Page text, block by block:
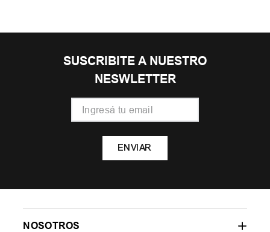
SUSCRIBITE A NUESTRO
NESWLETTER
ENVIAR
NOSOTROS